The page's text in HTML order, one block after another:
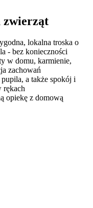
zwierząt
lokalna troska o
- bez konieczności
w domu, karmienie,
zachowań
a także spokój i
rękach
opiekę z domową